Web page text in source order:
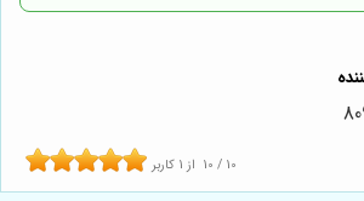
10 / 10 از 1 کاربر